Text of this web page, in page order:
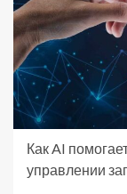
Как AI
управлении